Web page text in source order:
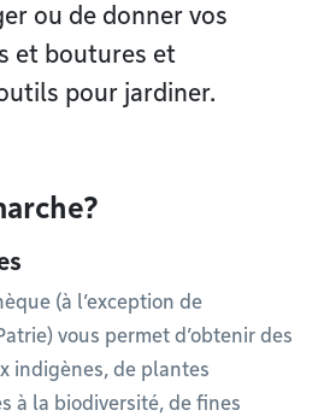
ou de donner vos
et boutures et
pour jardiner.
(à l’exception de
vous permet d’obtenir des
indigènes, de plantes
à la biodiversité, de fines